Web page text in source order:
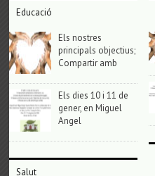
Educació
Els nostres
principals objectius;
Compartir amb
Els dies 10 i 11 de
gener, en Miguel
Angel
Salut